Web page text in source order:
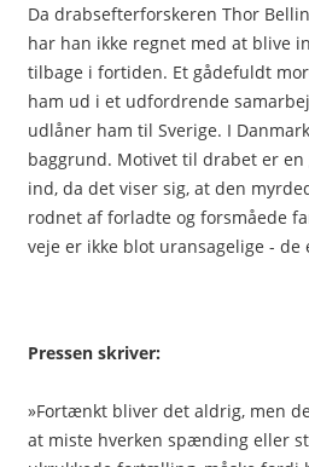
Da drabsefterforskeren Thor
har han ikke regnet med at blive
tilbage i fortiden. Et gådefuldt
ham ud i et udfordrende
udlåner ham til Sverige. I
baggrund. Motivet til drabet er
ind, da det viser sig, at den
rodnet af forladte og forsmåede
veje er ikke blot uransagelige - de
Pressen skriver:
»Fortænkt bliver det aldrig, men
at miste hverken spænding eller